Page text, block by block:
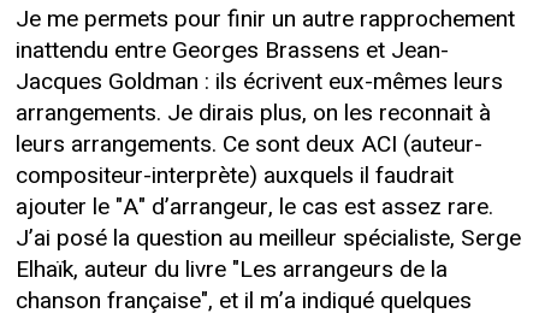
Je me permets pour finir un autre rapprochement
inattendu entre Georges Brassens et Jean-
Jacques Goldman : ils écrivent eux-mêmes leurs
arrangements. Je dirais plus, on les reconnait à
leurs arrangements. Ce sont deux ACI (auteur-
compositeur-interprète) auxquels il faudrait
ajouter le "A" d’arrangeur, le cas est assez rare.
J’ai posé la question au meilleur spécialiste, Serge
Elhaïk, auteur du livre "Les arrangeurs de la
chanson française", et il m’a indiqué quelques